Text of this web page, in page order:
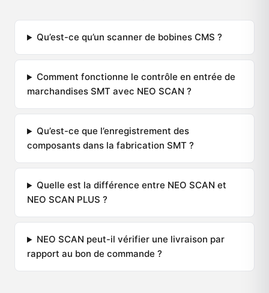
Qu’est-ce qu’un scanner de bobines CMS ?
Comment fonctionne le contrôle en entrée de
marchandises SMT avec NEO SCAN ?
Qu’est-ce que l’enregistrement des
composants dans la fabrication SMT ?
Quelle est la différence entre NEO SCAN et
NEO SCAN PLUS ?
NEO SCAN peut-il vérifier une livraison par
rapport au bon de commande ?